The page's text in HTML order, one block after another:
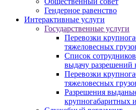
Гендерное равенство
Интерактивные услуги
Государственные услуги
Перевозки
тяжеловесных
Список
выдачу разрешений
Перевозки
тяжеловесных
Разрешения
крупногабаритных